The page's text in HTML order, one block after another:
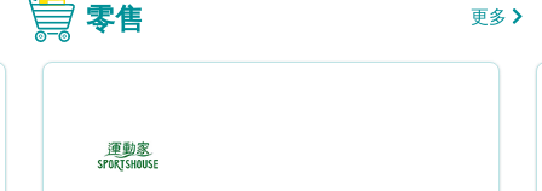
零售 更多